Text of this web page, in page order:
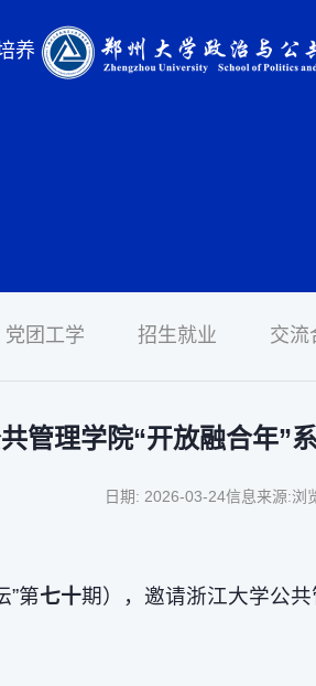
养
党团工学 招生就业 交流
管理学院“开放融合年”
日期: 2026-03-24信息来源:浏
”第七十期），邀请浙江大学公